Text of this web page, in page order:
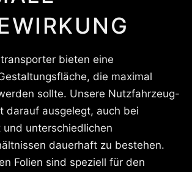
bieten eine
die maximal
sollte. Unsere Nutzfahrzeug-
darauf ausgelegt, auch bei
und unterschiedlichen
dauerhaft zu bestehen.
Folien sind speziell für den